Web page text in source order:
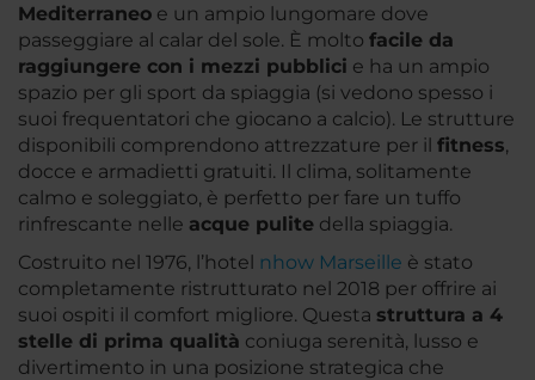
Mediterraneo e un ampio lungomare dove
passeggiare al calar del sole. È molto facile da
raggiungere con i mezzi pubblici e ha un ampio
spazio per gli sport da spiaggia (si vedono spesso i
suoi frequentatori che giocano a calcio). Le strutture
disponibili comprendono attrezzature per il fitness,
docce e armadietti gratuiti. Il clima, solitamente
calmo e soleggiato, è perfetto per fare un tuffo
rinfrescante nelle acque pulite della spiaggia.
Costruito nel 1976, l’hotel nhow Marseille è stato
completamente ristrutturato nel 2018 per offrire ai
suoi ospiti il comfort migliore. Questa struttura a 4
stelle di prima qualità coniuga serenità, lusso e
divertimento in una posizione strategica che